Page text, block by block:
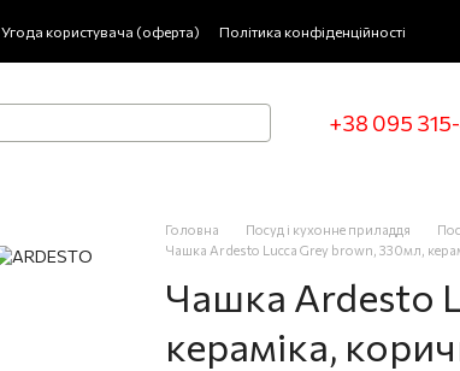
Угода користувача (оферта)
Політика конфіденційності
+38 095
Головна Посуд і кухонне приладдя
Чашка Ardesto Lucca Grey brown, 330мл,
Чашка Ardesto
кераміка,